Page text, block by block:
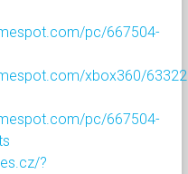
pc/667504-
xbox360/
pc/667504-
?